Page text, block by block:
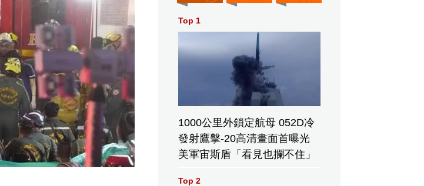
Top 1
1000公里外鎖定航母 052D冷
發射鷹擊-20高清畫面首曝光
美軍宙斯盾「看見也攔不住」
Top 2